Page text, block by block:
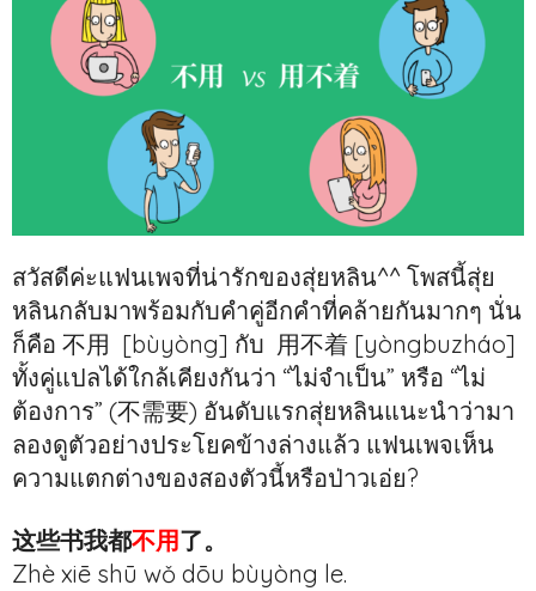
สวัสดีค่ะแฟนเพจที่น่ารักของสุ่ยหลิน^^ โพสนี้สุ่ย
หลินกลับมาพร้อมกับคำคู่อีกคำที่คล้ายกันมากๆ นั่น
ก็คือ 不用 [bùyòng] กับ 用不着 [yòngbuzháo]
ทั้งคู่แปลได้ใกล้เคียงกันว่า “ไม่จำเป็น” หรือ “ไม่
ต้องการ” (不需要) อันดับแรกสุ่ยหลินแนะนำว่ามา
ลองดูตัวอย่างประโยคข้างล่างแล้ว แฟนเพจเห็น
ความแตกต่างของสองตัวนี้หรือป่าวเอ่ย?
这些书我都不用了。
Zhè xiē shū wǒ dōu bùyòng le.